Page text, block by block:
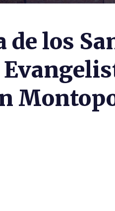
de los